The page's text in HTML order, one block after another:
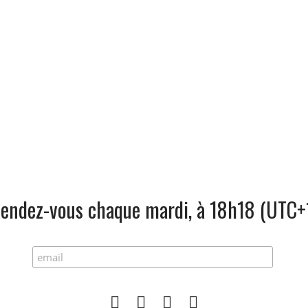
vous chaque mardi, à 18h18
Spotify YoutubeInstagram